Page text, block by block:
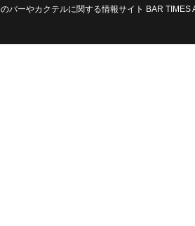
バーやカクテルに関する情報サイト BAR TIMES